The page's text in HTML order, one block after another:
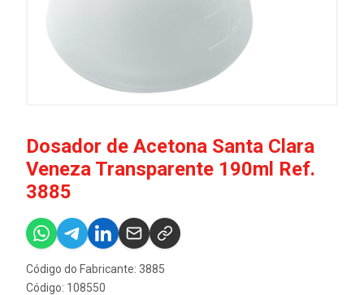
Dosador de Acetona Santa Clara
Veneza Transparente 190ml Ref.
3885
Código do Fabricante: 3885
Código: 108550